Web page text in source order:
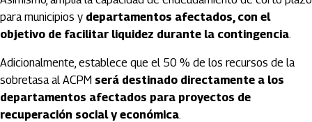
para municipios y departamentos afectados, con el
objetivo de facilitar liquidez durante la contingencia.
Adicionalmente, establece que el 50 % de los recursos de la
sobretasa al ACPM será destinado directamente a los
departamentos afectados para proyectos de
recuperación social y económica.